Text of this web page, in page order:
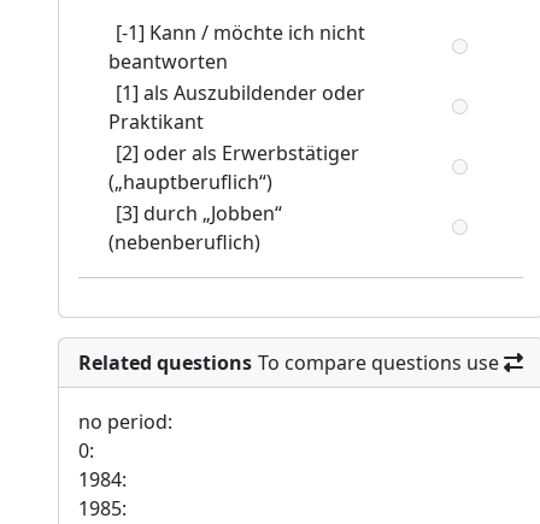
[-1] Kann / möchte ich nicht
beantworten
[1] als Auszubildender oder
Praktikant
[2] oder als Erwerbstätiger
(„hauptberuflich“)
[3] durch „Jobben“
(nebenberuflich)
Related questions To compare questions use
no period:
0:
1984:
1985: